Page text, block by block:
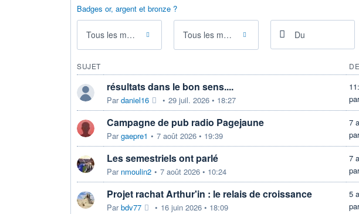
Badges or, argent et bronze ?
Tous les messages Tous les membres
SUJET
résultats dans le bon sens....
Pardaniel16 • 29 juil. 2026 • 18:27
par
Campagne de pub radio Pagejaune
Pargaepre1 • 7 août 2026 • 19:39
7
par
Les semestriels ont parlé
Par nmoulin2 • 7 août 2026 • 10:24
7
par
Projet rachat Arthur'in : le relais de croissance
Parbdv77 • 16 juin 2026 • 18:09
5
par